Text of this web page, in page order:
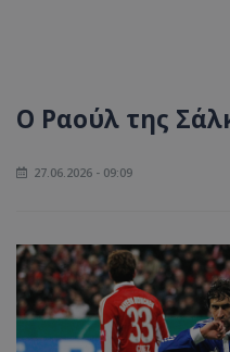
Ο Ραούλ της
27.06.2026 - 09:09